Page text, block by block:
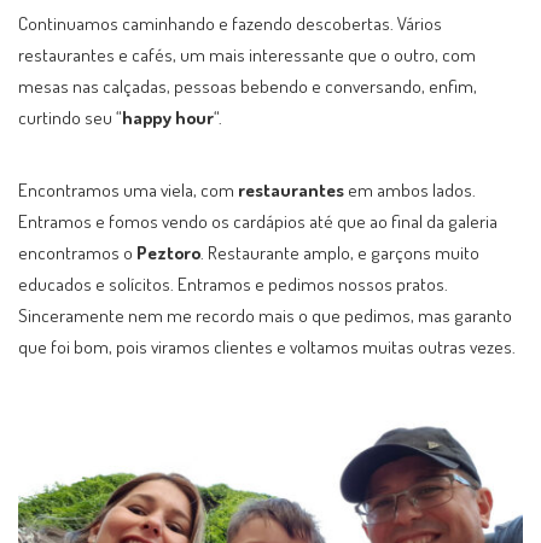
Continuamos caminhando e fazendo descobertas. Vários
restaurantes e cafés, um mais interessante que o outro, com
mesas nas calçadas, pessoas bebendo e conversando, enfim,
curtindo seu “happy hour“.
Encontramos uma viela, com restaurantes em ambos lados.
Entramos e fomos vendo os cardápios até que ao final da galeria
encontramos o Peztoro. Restaurante amplo, e garçons muito
educados e solícitos. Entramos e pedimos nossos pratos.
Sinceramente nem me recordo mais o que pedimos, mas garanto
que foi bom, pois viramos clientes e voltamos muitas outras vezes.